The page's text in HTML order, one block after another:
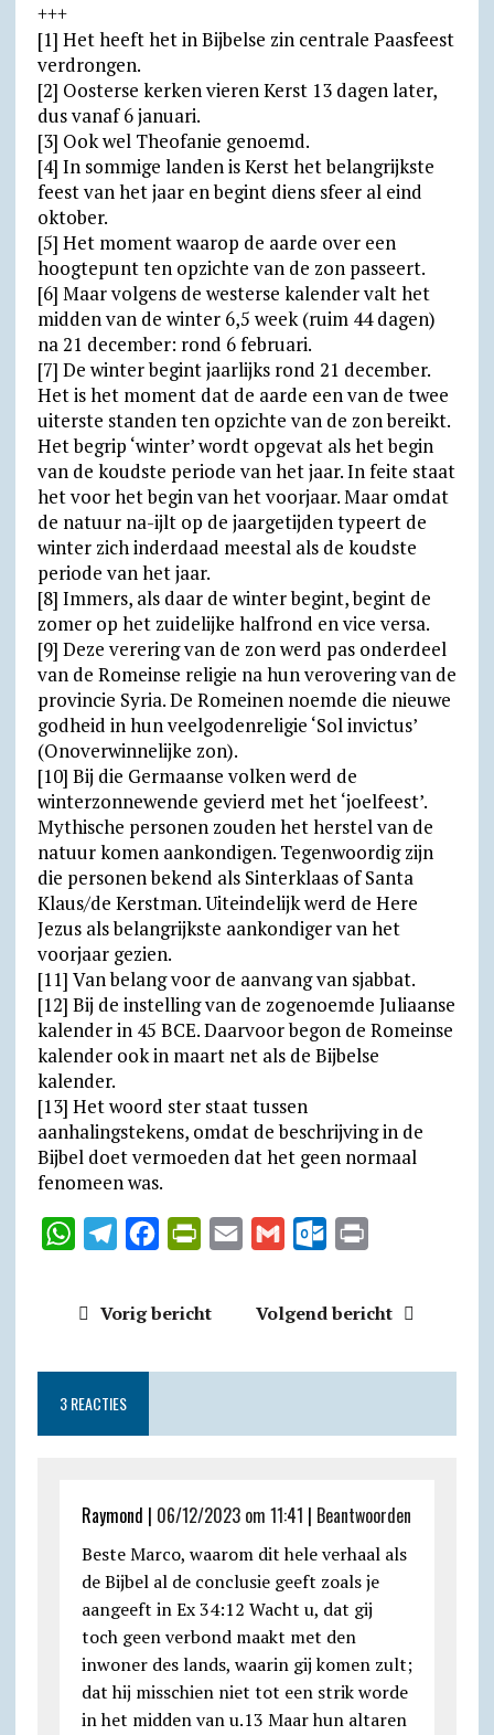
+++
[1] Het heeft het in Bijbelse zin centrale Paasfeest
verdrongen.
[2] Oosterse kerken vieren Kerst 13 dagen later,
dus vanaf 6 januari.
[3] Ook wel Theofanie genoemd.
[4] In sommige landen is Kerst het belangrijkste
feest van het jaar en begint diens sfeer al eind
oktober.
[5] Het moment waarop de aarde over een
hoogtepunt ten opzichte van de zon passeert.
[6] Maar volgens de westerse kalender valt het
midden van de winter 6,5 week (ruim 44 dagen)
na 21 december: rond 6 februari.
[7] De winter begint jaarlijks rond 21 december.
Het is het moment dat de aarde een van de twee
uiterste standen ten opzichte van de zon bereikt.
Het begrip ‘winter’ wordt opgevat als het begin
van de koudste periode van het jaar. In feite staat
het voor het begin van het voorjaar. Maar omdat
de natuur na-ijlt op de jaargetijden typeert de
winter zich inderdaad meestal als de koudste
periode van het jaar.
[8] Immers, als daar de winter begint, begint de
zomer op het zuidelijke halfrond en vice versa.
[9] Deze verering van de zon werd pas onderdeel
van de Romeinse religie na hun verovering van de
provincie Syria. De Romeinen noemde die nieuwe
godheid in hun veelgodenreligie ‘Sol invictus’
(Onoverwinnelijke zon).
[10] Bij die Germaanse volken werd de
winterzonnewende gevierd met het ‘joelfeest’.
Mythische personen zouden het herstel van de
natuur komen aankondigen. Tegenwoordig zijn
die personen bekend als Sinterklaas of Santa
Klaus/de Kerstman. Uiteindelijk werd de Here
Jezus als belangrijkste aankondiger van het
voorjaar gezien.
[11] Van belang voor de aanvang van sjabbat.
[12] Bij de instelling van de zogenoemde Juliaanse
kalender in 45 BCE. Daarvoor begon de Romeinse
kalender ook in maart net als de Bijbelse
kalender.
[13] Het woord ster staat tussen
aanhalingstekens, omdat de beschrijving in de
Bijbel doet vermoeden dat het geen normaal
fenomeen was.
W
s
A
p
T
g
r
a
b
o
t
r
d
l
y
l
l
o
k
m
t
Vorig bericht Volgend bericht
3 REACTIES
Raymond | 06/12/2023 om 11:41 | Beantwoorden
Beste Marco, waarom dit hele verhaal als
de Bijbel al de conclusie geeft zoals je
aangeeft in Ex 34:12 Wacht u, dat gij
toch geen verbond maakt met den
inwoner des lands, waarin gij komen zult;
dat hij misschien niet tot een strik worde
in het midden van u.13 Maar hun altaren